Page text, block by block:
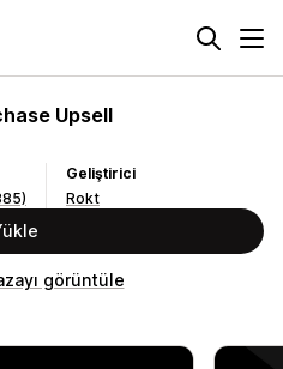
Upsell
Geliştirici
Rokt
görüntüle